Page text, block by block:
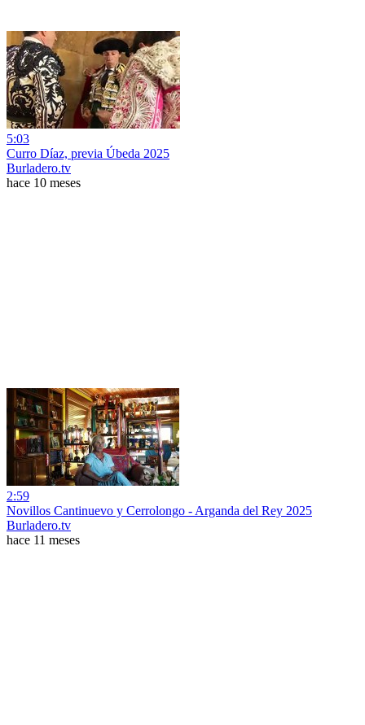
5:03
Curro Díaz, previa Úbeda 2025
Burladero.tv
hace 10 meses
2:59
Novillos Cantinuevo y Cerrolongo - Arganda del Rey 2025
Burladero.tv
hace 11 meses